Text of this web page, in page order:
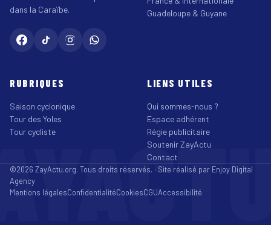
dans la Caraïbe.
Guadeloupe & Guyane
RUBRIQUES
Saison cyclonique
Tour des Yoles
Tour cycliste
LIENS UTILES
Qui sommes-nous ?
Espace adhérent
Régie publicitaire
Soutenir ZayActu
Contact
©2026 ZayActu.org. Tous droits réservés. · Site réalisé par Enjoy Digital
Agency
Mentions légalesConfidentialitéCookiesCGUAccessibilité